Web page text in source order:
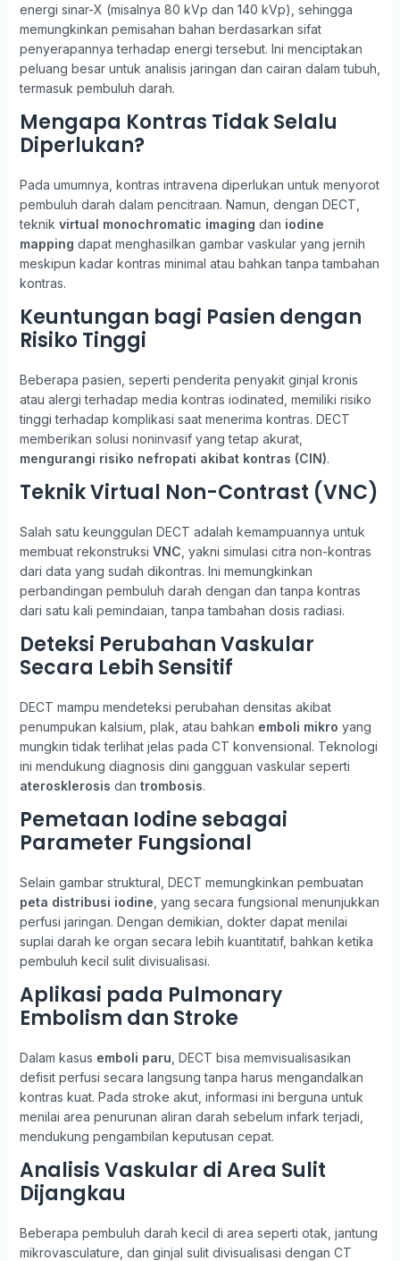
energi sinar-X (misalnya 80 kVp dan 140 kVp), sehingga
memungkinkan pemisahan bahan berdasarkan sifat
penyerapannya terhadap energi tersebut. Ini menciptakan
peluang besar untuk analisis jaringan dan cairan dalam tubuh,
termasuk pembuluh darah.
Mengapa Kontras Tidak Selalu
Diperlukan?
Pada umumnya, kontras intravena diperlukan untuk menyorot
pembuluh darah dalam pencitraan. Namun, dengan DECT,
teknik virtual monochromatic imaging dan iodine
mapping dapat menghasilkan gambar vaskular yang jernih
meskipun kadar kontras minimal atau bahkan tanpa tambahan
kontras.
Keuntungan bagi Pasien dengan
Risiko Tinggi
Beberapa pasien, seperti penderita penyakit ginjal kronis
atau alergi terhadap media kontras iodinated, memiliki risiko
tinggi terhadap komplikasi saat menerima kontras. DECT
memberikan solusi noninvasif yang tetap akurat,
mengurangi risiko nefropati akibat kontras (CIN).
Teknik Virtual Non-Contrast (VNC)
Salah satu keunggulan DECT adalah kemampuannya untuk
membuat rekonstruksi VNC , yakni simulasi citra non-kontras
dari data yang sudah dikontras. Ini memungkinkan
perbandingan pembuluh darah dengan dan tanpa kontras
dari satu kali pemindaian, tanpa tambahan dosis radiasi.
Deteksi Perubahan Vaskular
Secara Lebih Sensitif
DECT mampu mendeteksi perubahan densitas akibat
penumpukan kalsium, plak, atau bahkan emboli mikro yang
mungkin tidak terlihat jelas pada CT konvensional. Teknologi
ini mendukung diagnosis dini gangguan vaskular seperti
aterosklerosis dan trombosis.
Pemetaan Iodine sebagai
Parameter Fungsional
Selain gambar struktural, DECT memungkinkan pembuatan
peta distribusi iodine , yang secara fungsional menunjukkan
perfusi jaringan. Dengan demikian, dokter dapat menilai
suplai darah ke organ secara lebih kuantitatif, bahkan ketika
pembuluh kecil sulit divisualisasi.
Aplikasi pada Pulmonary
Embolism dan Stroke
Dalam kasus emboli paru , DECT bisa memvisualisasikan
defisit perfusi secara langsung tanpa harus mengandalkan
kontras kuat. Pada stroke akut, informasi ini berguna untuk
menilai area penurunan aliran darah sebelum infark terjadi,
mendukung pengambilan keputusan cepat.
Analisis Vaskular di Area Sulit
Dijangkau
Beberapa pembuluh darah kecil di area seperti otak, jantung
mikrovasculature, dan ginjal sulit divisualisasi dengan CT